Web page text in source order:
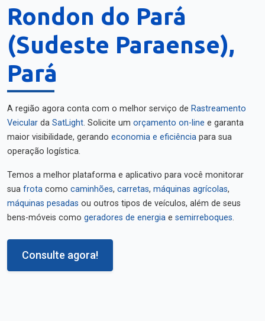
Rondon do Pará
(Sudeste Paraense),
Pará
A região agora conta com o melhor serviço de Rastreamento
Veicular da SatLight. Solicite um orçamento on-line e garanta
maior visibilidade, gerando economia e eficiência para sua
operação logística.
Temos a melhor plataforma e aplicativo para você monitorar
sua frota como caminhões, carretas, máquinas agrícolas,
máquinas pesadas ou outros tipos de veículos, além de seus
bens-móveis como geradores de energia e semirreboques.
Consulte agora!